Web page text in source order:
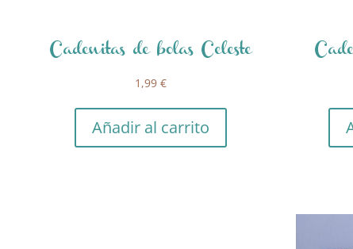
Cadenitas de bolas Celeste
1,99€
Añadir al carrito